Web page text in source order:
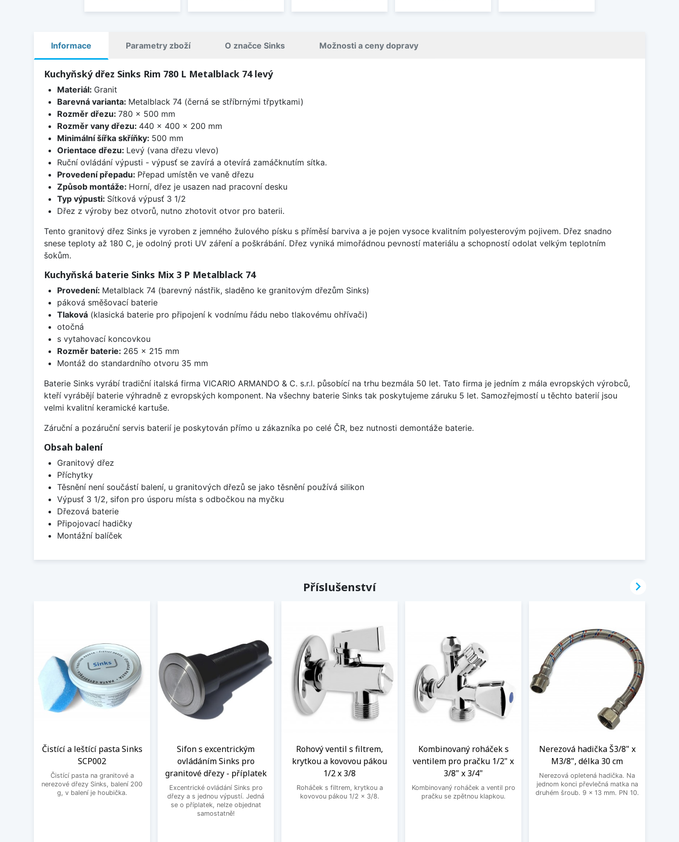
Informace Parametry zboží O značce Sinks Možnosti a ceny dopravy
Kuchyňský dřez Sinks Rim 780 L Metalblack 74 levý
Materiál: Granit
Barevná varianta: Metalblack 74 (černá se stříbrnými třpytkami)
Rozměr dřezu: 780 x 500 mm
Rozměr vany dřezu: 440 x 400 x 200 mm
Minimální šířka skříňky: 500 mm
Orientace dřezu: Levý (vana dřezu vlevo)
Ruční ovládání výpusti - výpusť se zavírá a otevírá zamáčknutím sítka.
Provedení přepadu: Přepad umístěn ve vaně dřezu
Způsob montáže: Horní, dřez je usazen nad pracovní desku
Typ výpusti: Sítková výpusť 3 1/2
Dřez z výroby bez otvorů, nutno zhotovit otvor pro baterii.
Tento granitový dřez Sinks je vyroben z jemného žulového písku s příměsí barviva a je pojen vysoce kvalitním polyesterovým pojivem. Dřez snadno
snese teploty až 180 C, je odolný proti UV záření a poškrábání. Dřez vyniká mimořádnou pevností materiálu a schopností odolat velkým teplotním
šokům.
Kuchyňská baterie Sinks Mix 3 P Metalblack 74
Provedení: Metalblack 74 (barevný nástřik, sladěno ke granitovým dřezům Sinks)
páková směšovací baterie
Tlaková(klasická baterie pro připojení k vodnímu řádu nebo tlakovému ohřívači)
otočná
s vytahovací koncovkou
Rozměr baterie: 265 x 215 mm
Montáž do standardního otvoru 35 mm
Baterie Sinks vyrábí tradiční italská firma VICARIO ARMANDO & C. s.r.l. působící na trhu bezmála 50 let. Tato firma je jedním z mála evropských výrobců,
kteří vyrábějí baterie výhradně z evropských komponent. Na všechny baterie Sinks tak poskytujeme záruku 5 let. Samozřejmostí u těchto baterií jsou
velmi kvalitní keramické kartuše.
Záruční a pozáruční servis baterií je poskytován přímo u zákazníka po celé ČR, bez nutnosti demontáže baterie.
Obsah balení
Granitový dřez
Příchytky
Těsnění není součástí balení, u granitových dřezů se jako těsnění používá silikon
Výpusť 3 1/2, sifon pro úsporu místa s odbočkou na myčku
Dřezová baterie
Připojovací hadičky
Montážní balíček
Příslušenství
Čistící a leštící pasta Sinks
SCP002
Čistící pasta na granitové a
nerezové dřezy Sinks, balení 200
g, v balení je houbička.
Sifon s excentrickým
ovládáním Sinks pro
granitové dřezy - příplatek
Excentrické ovládání Sinks pro
dřezy a s jednou výpustí. Jedná
se o příplatek, nelze objednat
samostatně!
Rohový ventil s filtrem,
krytkou a kovovou pákou
1/2 x 3/8
Roháček s filtrem, krytkou a
kovovou pákou 1/2 x 3/8.
Kombinovaný roháček s
ventilem pro pračku 1/2" x
3/8" x 3/4"
Kombinovaný roháček a ventil pro
pračku se zpětnou klapkou.
Nerezová hadička Š3/8" x
M3/8", délka 30 cm
Nerezová opletená hadička. Na
jednom konci převlečná matka na
druhém šroub. 9 x 13 mm. PN 10.
